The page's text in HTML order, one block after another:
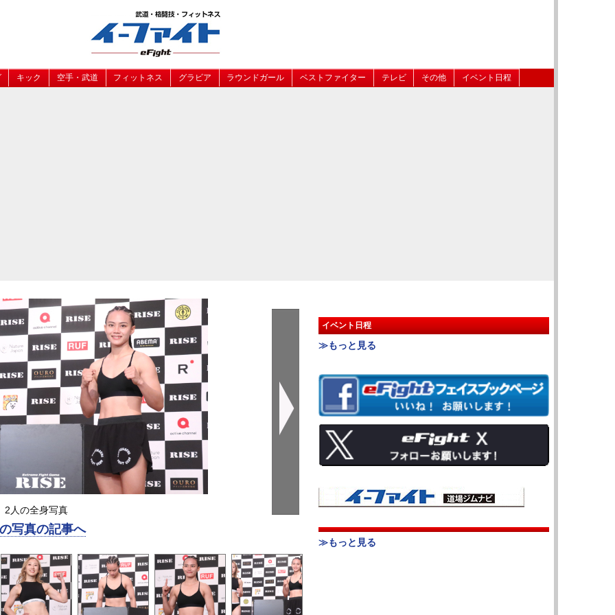
キック 空手・武道 フィットネス グラビア ラウンドガール ベストファイター テレビ その他 イベント日程
2人の全身写真
写真の記事へ
イベント日程
≫もっと見る
≫もっと見る